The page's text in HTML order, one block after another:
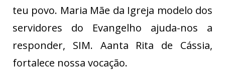
teu povo. Maria Mãe da Igreja modelo dos
servidores do Evangelho ajuda-nos a
responder, SIM. Aanta Rita de Cássia,
fortalece nossa vocação.